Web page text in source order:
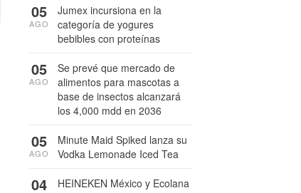
Jumex incursiona en la
categoría de yogures
bebibles con proteínas
05
AGO
Se prevé que mercado de
alimentos para mascotas a
base de insectos alcanzará
los 4,000 mdd en 2036
05
AGO
Minute Maid Spiked lanza su
Vodka Lemonade Iced Tea
05
AGO
HEINEKEN México y Ecolana
04